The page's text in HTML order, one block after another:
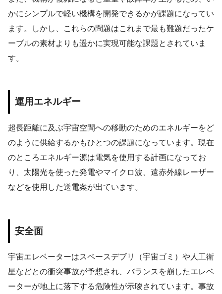
かにシンプルで軽い機構を開発できるかが課題になってい
ます。しかし、これらの問題はこれまで最も難題だったケ
ーブルの素材よりも遥かに実現可能な課題とされていま
す。
運用エネルギー
超長距離に及ぶ宇宙空間への移動のためのエネルギーをど
のように供給するかもひとつの課題になっています。現在
のところエネルギー源は電気を使用する計画になってお
り、太陽光を使った発電やマイクロ波、遠赤外線レーザー
などを使用した送電案が出ています。
安全面
宇宙エレベーターはスペースデブリ（宇宙ゴミ）や人工衛
星などとの衝突事故が予想され、バランスを崩したエレベ
ーターが地上に落下する危険性が示唆されています。事故